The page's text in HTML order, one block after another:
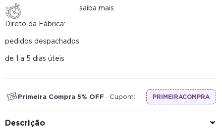
Direto da Fábrica:
pedidos despachados
de 1 a 5 dias úteis
saiba mais
Primeira Compra 5% OFF · Cupom: PRIMEIRACOMPRA
Descrição